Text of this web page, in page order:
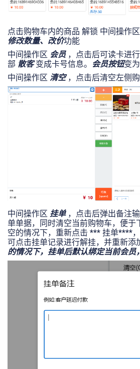
点击购物车内的商品 解锁 中间操作
修改数量、改价功能
中间操作区 会员，点击后可读卡进
部 散客变成卡号信息。 会员按钮变为
中间操作区 清空，点击后清空左侧购
中间操作区 挂单，点击后弹出备注
单单据，同时清空当前购物车，便于
空的情况下，重新点击 *** 挂单****，
可点击挂单记录进行解挂，并重新添
的情况下，挂单后默认绑定当前会员